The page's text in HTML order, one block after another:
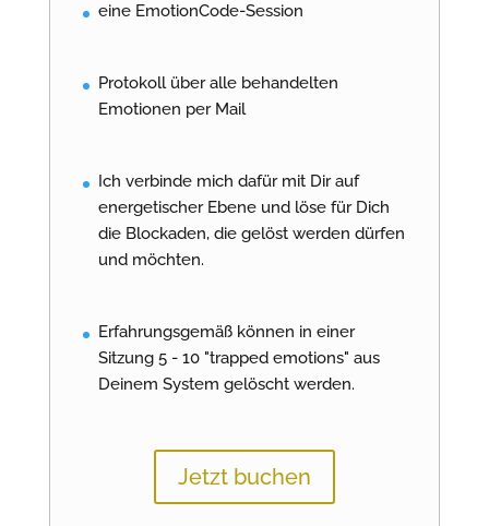
eine EmotionCode-Session
Protokoll über alle behandelten
Emotionen per Mail
Ich verbinde mich dafür mit Dir auf
energetischer Ebene und löse für Dich
die Blockaden, die gelöst werden dürfen
und möchten.
Erfahrungsgemäß können in einer
Sitzung 5 - 10 "trapped emotions" aus
Deinem System gelöscht werden.
Jetzt buchen